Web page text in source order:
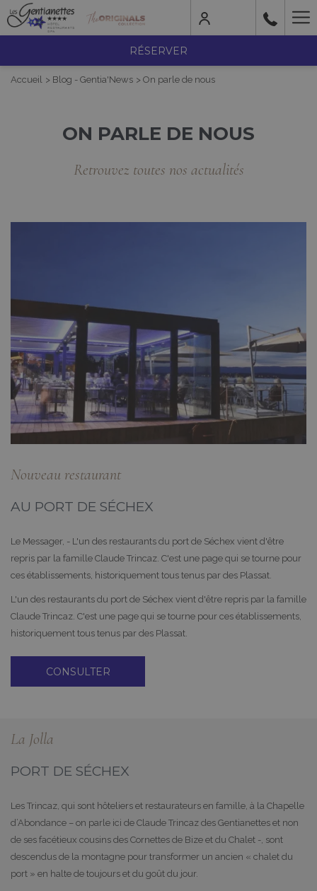
RÉSERVER
Accueil Blog - Gentia'News On parle de nous
ON PARLE DE NOUS
Retrouvez toutes nos actualités
Nouveau restaurant
AU PORT DE SÉCHEX
Le Messager, - L'un des restaurants du port de Séchex vient d'être
repris par la famille Claude Trincaz. C'est une page qui se tourne pour
ces établissements, historiquement tous tenus par des Plassat.
L'un des restaurants du port de Séchex vient d'être repris par la famille
Claude Trincaz. C'est une page qui se tourne pour ces établissements,
historiquement tous tenus par des Plassat.
CONSULTER
La Jolla
PORT DE SÉCHEX
Les Trincaz, qui sont hôteliers et restaurateurs en famille, à la Chapelle
d’Abondance – on parle ici de Claude Trincaz des Gentianettes et non
de ses facétieux cousins des Cornettes de Bize et du Chalet -, sont
descendus de la montagne pour transformer un ancien « chalet du
port » en halte de toujours et du goût du jour.